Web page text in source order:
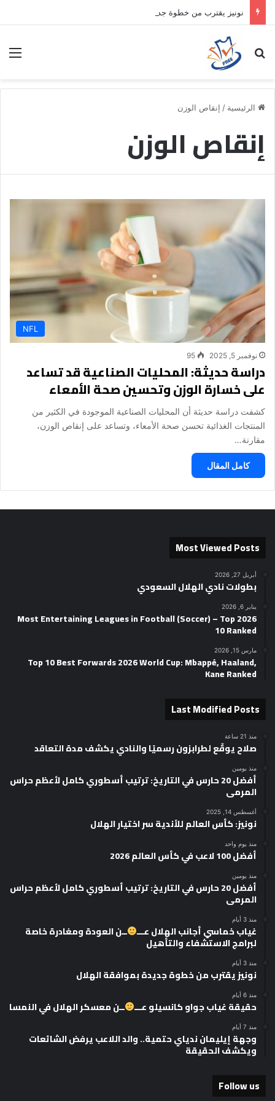
نونيز يقترب من خطوة جديدة بموافقة الهلال
بحث عن
الرئيسية / إنقاص الوزن
إنقاص الوزن
NFL
نوفمبر 5, 2025 95
دراسة حديثة: المحليات الصناعية قد تساعد
على خسارة الوزن وتحسين صحة الأمعاء
كشفت دراسة حديثة أن المحليات الصناعية الموجودة في الكثير من
المنتجات الغذائية تحسن صحة الأمعاء، وتساعد على إنقاص الوزن،
مقارنة…
كامل المقال
Most Viewed Posts
أبريل 27, 2026
بطولات نادي الهلال السعودي
يناير 6, 2026
2026 Most Entertaining Leagues in Football (Soccer) – Top
10 Ranked
مارس 15, 2026
Top 10 Best Forwards 2026 World Cup: Mbappé, Haaland,
Kane Ranked
Last Modified Posts
منذ 21 ساعة
صلاح يوقّع لطرابزون رسميًا والنادي يكشف مدة التعاقد
منذ يومين
أفضل 20 حارس في التاريخ: ترتيب أسطوري كامل لأعظم حراس
المرمى
أغسطس 14, 2025
نونيز: كأس العالم للأندية سر اختيار الهلال
منذ يوم واحد
أفضل 100 لاعب في كأس العالم 2026
منذ يومين
أفضل 20 حارس في التاريخ: ترتيب أسطوري كامل لأعظم حراس
المرمى
منذ 3 أيام
غياب خماسي أجانب الهلال عـــ ــن العودة ومغادرة خاصة
لبرامج الاستشفاء والتأهيل
منذ 3 أيام
نونيز يقترب من خطوة جديدة بموافقة الهلال
منذ 6 أيام
حقيقة غياب جواو كانسيلو عـــ ــن معسكر الهلال في النمسا
منذ 7 أيام
وجهة إيليمان ندياي حتمية.. والد اللاعب يرفض الشائعات
ويكشف الحقيقة
Follow us